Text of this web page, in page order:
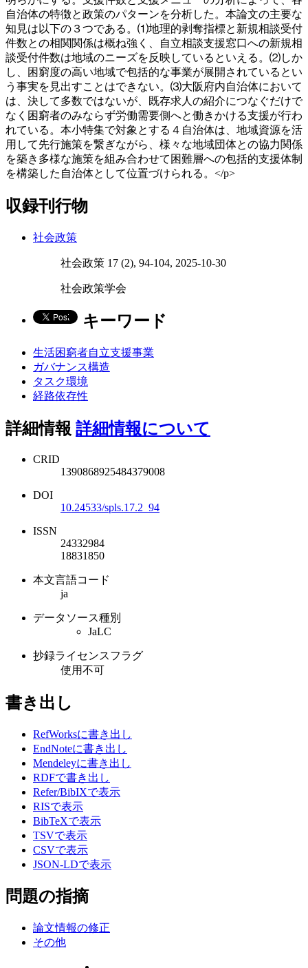
自治体の特徴と政策のパターンを分析した。本論文の主要な
知見は以下の３つである。⑴地理的剥奪指標と新規相談受付
件数との相関関係は概ね強く、自立相談支援窓口への新規相
談受付件数は地域のニーズを反映しているといえる。⑵しか
し、困窮度の高い地域で包括的な事業が展開されているとい
う事実を見出すことはできない。⑶大阪府内自治体において
は、決して多数ではないが、既存求人の紹介につなぐだけで
なく困窮者のみならず労働需要側へと働きかける支援が行わ
れている。本小特集で対象とする４自治体は、地域資源を活
用して先行施策を繋ぎながら、様々な地域団体との協力関係
を築き多様な施策を組み合わせて困難層への包括的支援体制
を構築した自治体として位置づけられる。</p>
収録刊行物
社会政策
社会政策 17 (2), 94-104, 2025-10-30
社会政策学会
キーワード
生活困窮者自立支援事業
ガバナンス構造
タスク環境
経路依存性
詳細情報 詳細情報について
CRID
1390868925484379008
DOI
10.24533/spls.17.2_94
ISSN
24332984
18831850
本文言語コード
ja
データソース種別
JaLC
抄録ライセンスフラグ
使用不可
書き出し
RefWorksに書き出し
EndNoteに書き出し
Mendeleyに書き出し
RDFで書き出し
Refer/BibIXで表示
RISで表示
BibTeXで表示
TSVで表示
CSVで表示
JSON-LDで表示
問題の指摘
論文情報の修正
その他